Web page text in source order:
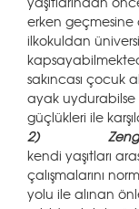
erken geçmesine
ilkokuldan
sakıncası çocuk
ayak
güçlükleri ile
2)
kendi yaşıtları
çalışmalarını
yolu ile alınan